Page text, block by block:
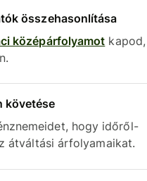
összehasonlítása
középárfolyamot kapod,
követése
hogy időről-
átváltási árfolyamaikat.